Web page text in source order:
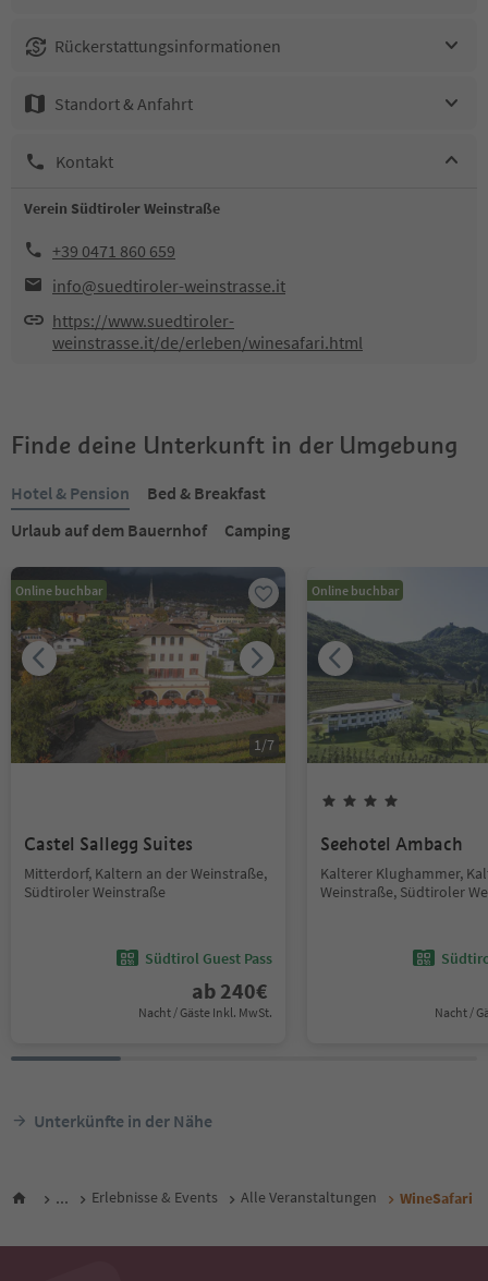
Rückerstattungsinformationen
Standort & Anfahrt
Kontakt
Verein Südtiroler Weinstraße
+39 0471 860 659
info@suedtiroler-weinstrasse.it
https://www.suedtiroler-
weinstrasse.it/de/erleben/winesafari.html
Finde deine Unterkunft in der Umgebung
Hotel & Pension
Bed & Breakfast
Urlaub auf dem Bauernhof
Camping
Online buchbar
1/7
Castel Sallegg Suites
Mitterdorf, Kaltern an der Weinstraße,
Südtiroler Weinstraße
Südtirol Guest Pass
ab 240€
Nacht / Gäste Inkl. MwSt.
Online buchbar
Seehotel Ambach
Kalterer Klughammer,
Weinstraße, Südtiroler
Nacht /
Unterkünfte in der Nähe
... Erlebnisse & Events Alle Veranstaltungen WineSafari